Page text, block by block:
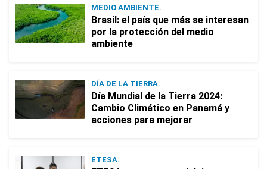
MEDIO AMBIENTE.
Brasil: el país que más se interesan
por la protección del medio
ambiente
DÍA DE LA TIERRA.
Día Mundial de la Tierra 2024:
Cambio Climático en Panamá y
acciones para mejorar
ETESA.